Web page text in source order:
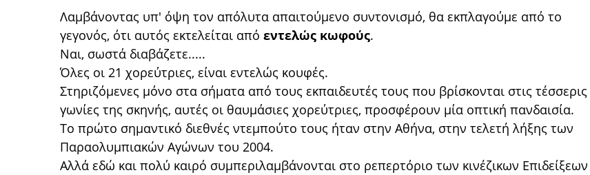
Λαμβάνοντας υπ' όψη τον απόλυτα απαιτούμενο συντονισμό, θα εκπλαγούμε από το
γεγονός, ότι αυτός εκτελείται από εντελώς κωφούς.
Ναι, σωστά διαβάζετε.....
Όλες οι 21 χορεύτριες, είναι εντελώς κουφές.
Στηριζόμενες μόνο στα σήματα από τους εκπαιδευτές τους που βρίσκονται στις τέσσερις
γωνίες της σκηνής, αυτές οι θαυμάσιες χορεύτριες, προσφέρουν μία οπτική πανδαισία.
Το πρώτο σημαντικό διεθνές ντεμπούτο τους ήταν στην Αθήνα, στην τελετή λήξης των
Παραολυμπιακών Αγώνων του 2004.
Αλλά εδώ και πολύ καιρό συμπεριλαμβάνονται στο ρεπερτόριο των κινέζικων Επιδείξεων